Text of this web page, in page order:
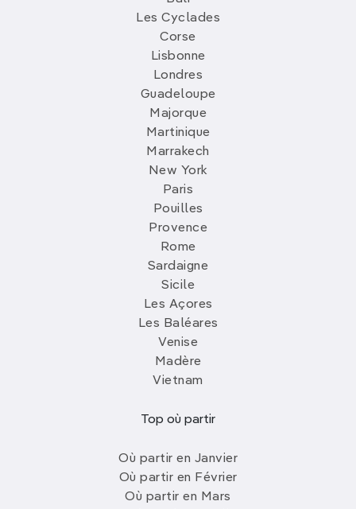
Les Cyclades
Corse
Lisbonne
Londres
Guadeloupe
Majorque
Martinique
Marrakech
New York
Paris
Pouilles
Provence
Rome
Sardaigne
Sicile
Les Açores
Les Baléares
Venise
Madère
Vietnam
Top où partir
Où partir en Janvier
Où partir en Février
Où partir en Mars